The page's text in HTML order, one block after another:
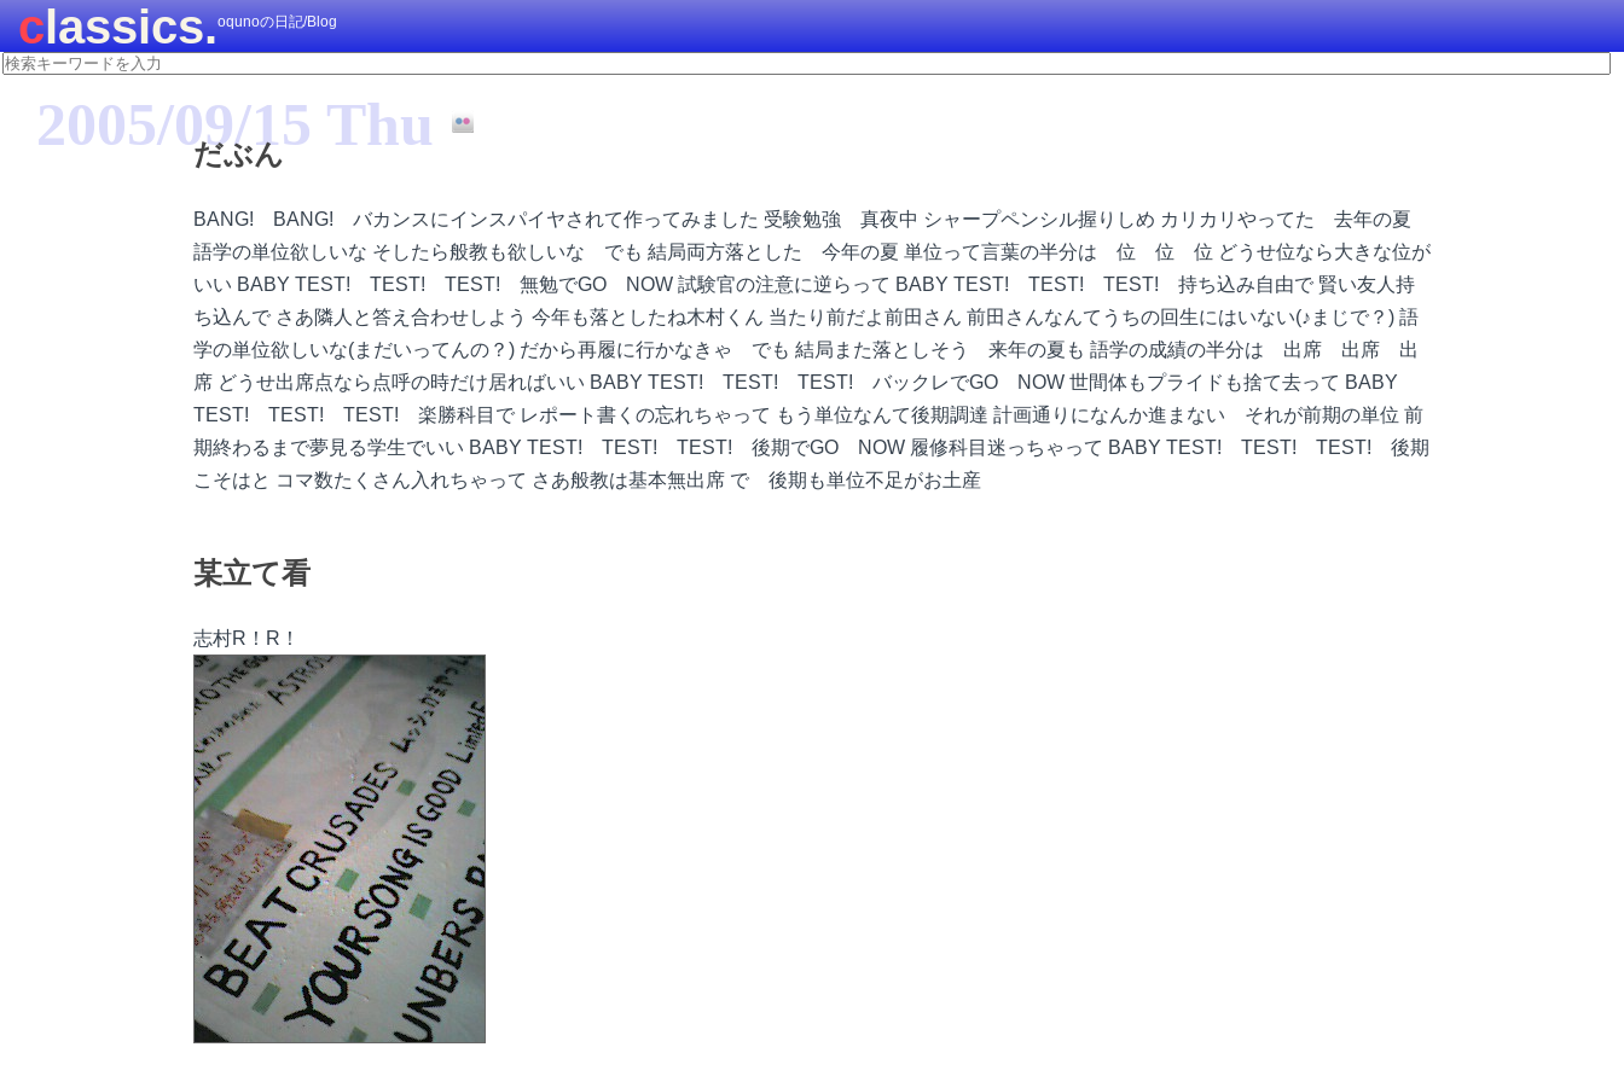
classics.oqunoの日記/Blog
2005/09/15 Thu
だぶん
BANG! BANG! バカンスにインスパイヤされて作ってみました 受験勉強 真夜中 シャープペンシル握りしめ カリカリやってた 去年の夏
語学の単位欲しいな そしたら般教も欲しいな でも 結局両方落とした 今年の夏 単位って言葉の半分は 位 位 位 どうせ位なら大きな位が
いい BABY TEST! TEST! TEST! 無勉でGO NOW 試験官の注意に逆らって BABY TEST! TEST! TEST! 持ち込み自由で 賢い友人持
ち込んで さあ隣人と答え合わせしよう 今年も落としたね木村くん 当たり前だよ前田さん 前田さんなんてうちの回生にはいない(♪まじで？) 語
学の単位欲しいな(まだいってんの？) だから再履に行かなきゃ でも 結局また落としそう 来年の夏も 語学の成績の半分は 出席 出席 出
席 どうせ出席点なら点呼の時だけ居ればいい BABY TEST! TEST! TEST! バックレでGO NOW 世間体もプライドも捨て去って BABY
TEST! TEST! TEST! 楽勝科目で レポート書くの忘れちゃって もう単位なんて後期調達 計画通りになんか進まない それが前期の単位 前
期終わるまで夢見る学生でいい BABY TEST! TEST! TEST! 後期でGO NOW 履修科目迷っちゃって BABY TEST! TEST! TEST! 後期
こそはと コマ数たくさん入れちゃって さあ般教は基本無出席 で 後期も単位不足がお土産
某立て看
志村R！R！